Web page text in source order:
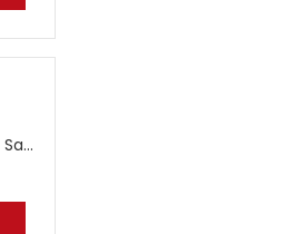
Toner Laser Compatible Samsung ML 1710D3